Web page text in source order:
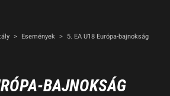
> Események > 5. EA U18 Európa-bajnokság
BAJNOKSÁG